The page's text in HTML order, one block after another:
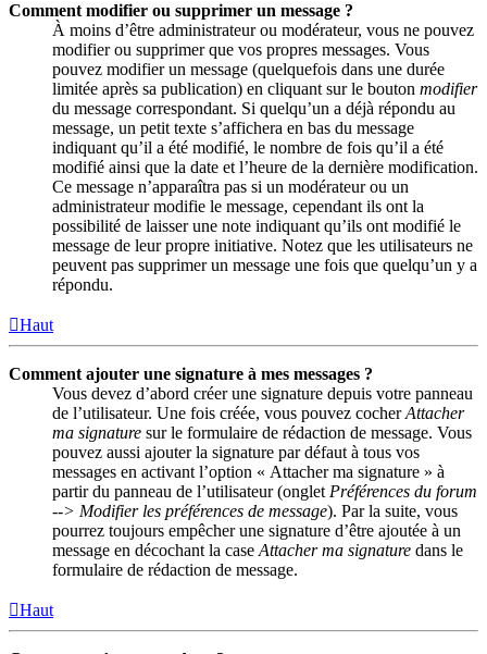
Comment modifier ou supprimer un message ?
À moins d’être administrateur ou modérateur, vous ne pouvez
modifier ou supprimer que vos propres messages. Vous
pouvez modifier un message (quelquefois dans une durée
limitée après sa publication) en cliquant sur le bouton modifier
du message correspondant. Si quelqu’un a déjà répondu au
message, un petit texte s’affichera en bas du message
indiquant qu’il a été modifié, le nombre de fois qu’il a été
modifié ainsi que la date et l’heure de la dernière modification.
Ce message n’apparaîtra pas si un modérateur ou un
administrateur modifie le message, cependant ils ont la
possibilité de laisser une note indiquant qu’ils ont modifié le
message de leur propre initiative. Notez que les utilisateurs ne
peuvent pas supprimer un message une fois que quelqu’un y a
répondu.
Haut
Comment ajouter une signature à mes messages ?
Vous devez d’abord créer une signature depuis votre panneau
de l’utilisateur. Une fois créée, vous pouvez cocherAttacher
ma signature sur le formulaire de rédaction de message. Vous
pouvez aussi ajouter la signature par défaut à tous vos
messages en activant l’option « Attacher ma signature » à
partir du panneau de l’utilisateur (onglet Préférences du forum
--> Modifier les préférences de message). Par la suite, vous
pourrez toujours empêcher une signature d’être ajoutée à un
message en décochant la case Attacher ma signature dans le
formulaire de rédaction de message.
Haut